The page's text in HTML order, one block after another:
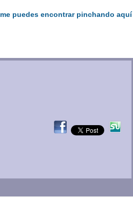
puedes encontrar pinchando aquí